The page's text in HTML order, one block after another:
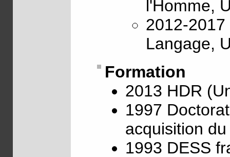
l'Homme,
2012-
Langage,
Formation
2013 HDR
1997
acquisition
1993 DESS